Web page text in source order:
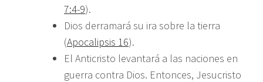
7:4-9).
Dios derramará su ira sobre la tierra
(Apocalipsis 16).
El Anticristo levantará a las naciones en
guerra contra Dios. Entonces, Jesucristo